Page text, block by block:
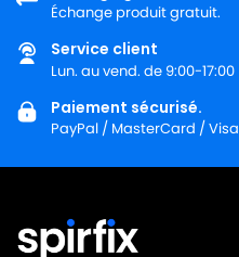
Échange produit gratuit.
Service client
Lun. au vend. de 9:00-17:00
Paiement sécurisé.
PayPal / MasterCard / Visa